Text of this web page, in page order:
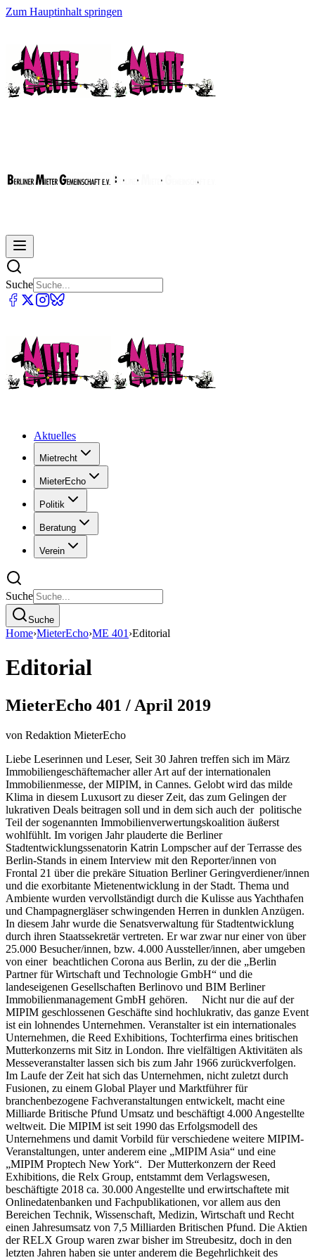
Zum Hauptinhalt springen
Suche
Aktuelles
Mietrecht
MieterEcho
Politik
Beratung
Verein
Suche
Suche
Home›MieterEcho›ME 401 ›Editorial
Editorial
MieterEcho 401 / April 2019
von Redaktion MieterEcho
Liebe Leserinnen und Leser, Seit 30 Jahren treffen sich im März
Immobiliengeschäftemacher aller Art auf der internationalen
Immobilienmesse, der MIPIM, in Cannes. Gelobt wird das milde
Klima in diesem Luxusort zu dieser Zeit, das zum Gelingen der
lukrativen Deals beitragen soll und in dem sich auch der politische
Teil der sogenannten Immobilienverwertungskoalition äußerst
wohlfühlt. Im vorigen Jahr plauderte die Berliner
Stadtentwicklungssenatorin Katrin Lompscher auf der Terrasse des
Berlin-Stands in einem Interview mit den Reporter/innen von
Frontal 21 über die prekäre Situation Berliner Geringverdiener/innen
und die exorbitante Mietenentwicklung in der Stadt. Thema und
Ambiente wurden vervollständigt durch die Kulisse aus Yachthafen
und Champagnergläser schwingenden Herren in dunklen Anzügen.
In diesem Jahr wurde die Senatsverwaltung für Stadtentwicklung
durch ihren Staatssekretär vertreten. Er war zwar nur einer von über
25.000 Besucher/innen, bzw. 4.000 Aussteller/innen, aber umgeben
von einer beachtlichen Corona aus Berlin, zu der die „Berlin
Partner für Wirtschaft und Technologie GmbH“ und die
landeseigenen Gesellschaften Berlinovo und BIM Berliner
Immobilienmanagement GmbH gehören. Nicht nur die auf der
MIPIM geschlossenen Geschäfte sind hochlukrativ, das ganze Event
ist ein lohnendes Unternehmen. Veranstalter ist ein internationales
Unternehmen, die Reed Exhibitions, Tochterfirma eines britischen
Mutterkonzerns mit Sitz in London. Ihre vielfältigen Aktivitäten als
Messeveranstalter lassen sich bis zum Jahr 1966 zurückverfolgen.
Im Laufe der Zeit hat sich das Unternehmen, nicht zuletzt durch
Fusionen, zu einem Global Player und Marktführer für
branchenbezogene Fachveranstaltungen entwickelt, macht eine
Milliarde Britische Pfund Umsatz und beschäftigt 4.000 Angestellte
weltweit. Die MIPIM ist seit 1990 das Erfolgsmodell des
Unternehmens und damit Vorbild für verschiedene weitere MIPIM-
Veranstaltungen, unter anderem eine „MIPIM Asia“ und eine
„MIPIM Proptech New York“. Der Mutterkonzern der Reed
Exhibitions, die Relx Group, entstammt dem Verlagswesen,
beschäftigte 2018 ca. 30.000 Angestellte und erwirtschaftete mit
Onlinedatenbanken und Fachpublikationen, vor allem aus den
Bereichen Technik, Wissenschaft, Medizin, Wirtschaft und Recht
einen Jahresumsatz von 7,5 Milliarden Britischen Pfund. Die Aktien
der RELX Group waren zwar bisher im Streubesitz, doch in den
letzten Jahren haben sie unter anderem die Begehrlichkeit des